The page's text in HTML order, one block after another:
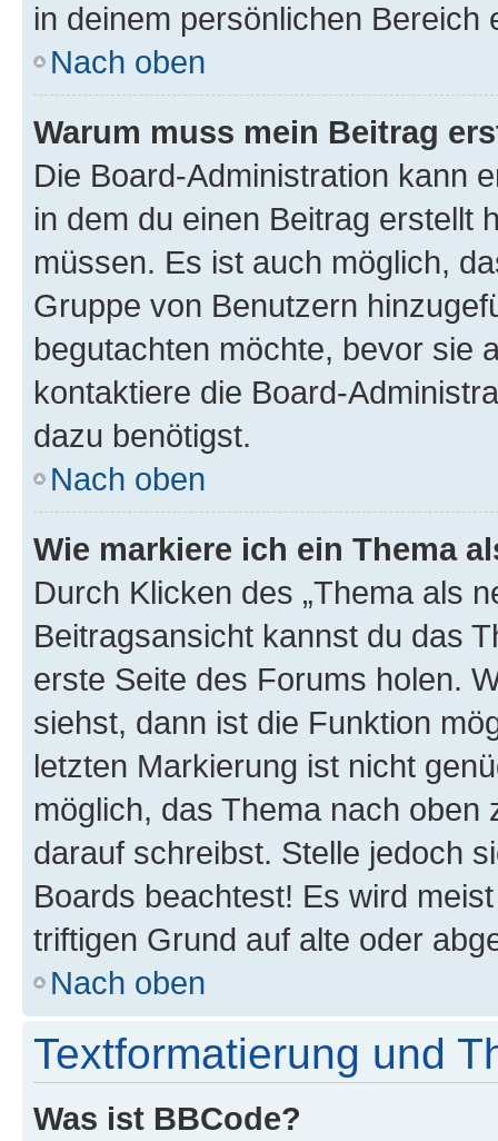
in deinem persönlichen Bereich
Nach oben
Warum muss mein Beitrag
Die Board-Administration kann
in dem du einen Beitrag erstellt
müssen. Es ist auch möglich,
Gruppe von Benutzern
begutachten möchte, bevor sie
kontaktiere die Board-
dazu benötigst.
Nach oben
Wie markiere ich ein Thema
Durch Klicken des „Thema als
Beitragsansicht kannst du das
erste Seite des Forums holen.
siehst, dann ist die Funktion
letzten Markierung ist nicht
möglich, das Thema nach oben
darauf schreibst. Stelle jedoch
Boards beachtest! Es wird
triftigen Grund auf alte oder
Nach oben
Textformatierung und
Was ist BBCode?